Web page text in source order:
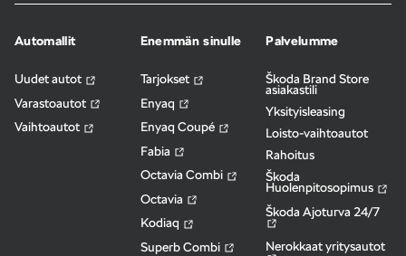
Automallit
Uudet autot
Varastoautot
Vaihtoautot
Enemmän sinulle
Tarjokset
Enyaq
Enyaq Coupé
Fabia
Octavia Combi
Octavia
Kodiaq
Superb Combi
Palvelumme
Škoda Brand Store
asiakastili
Yksityisleasing
Loisto-vaihtoautot
Rahoitus
Škoda
Huolenpitosopimus
Škoda Ajoturva 24/7
Nerokkaat yritysautot